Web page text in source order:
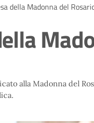
della Madonna del
alla Madonna del